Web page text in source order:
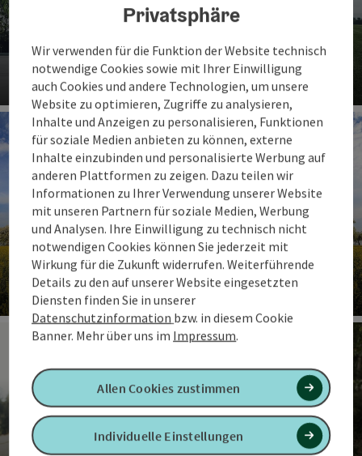
Handwerk, Technik, Industrie &
Erlebnisbetriebe
Rekorde im Quellenviertel
Privatsphäre
Wir verwenden für die Funktion der Website technisch
notwendige Cookies sowie mit Ihrer Einwilligung
auch Cookies und andere Technologien, um unsere
Website zu optimieren, Zugriffe zu analysieren,
Inhalte und Anzeigen zu personalisieren, Funktionen
für soziale Medien anbieten zu können, externe
Inhalte einzubinden und personalisierte Werbung auf
anderen Plattformen zu zeigen. Dazu teilen wir
Informationen zu Ihrer Verwendung unserer Website
mit unseren Partnern für soziale Medien, Werbung
und Analysen. Ihre Einwilligung zu technisch nicht
notwendigen Cookies können Sie jederzeit mit
Wirkung für die Zukunft widerrufen. Weiterführende
Details zu den auf unserer Website eingesetzten
Diensten finden Sie in unserer
Datenschutzinformation bzw. in diesem Cookie
Banner. Mehr über uns im Impressum.
Individuelle Einstellungen
Allen Cookies zustimmen